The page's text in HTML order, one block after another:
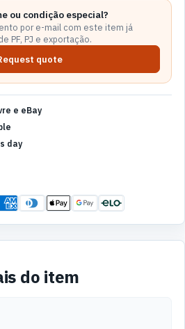
ou condição especial?
por e-mail com este item já
PF, PJ e exportação.
quote
e eBay
day
do item